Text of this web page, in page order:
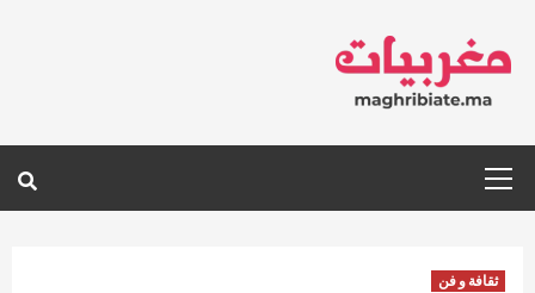
content
Menu
ثقافة و فن